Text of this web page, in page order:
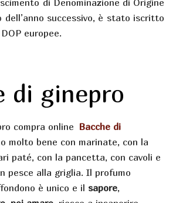
di Denominazione di Origine
dell’anno successivo, è stato iscritto
europee.
di ginepro
Bacche di
molto bene con marinate, con la
paté, con la pancetta, con cavoli e
pesce alla griglia. Il profumo
è unico e il sapore,